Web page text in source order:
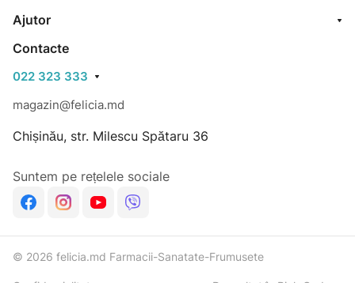
Ajutor
Contacte
022 323 333
magazin@felicia.md
Chișinău, str. Milescu Spătaru 36
Suntem pe rețelele sociale
© 2026 felicia.md Farmacii-Sanatate-Frumusete